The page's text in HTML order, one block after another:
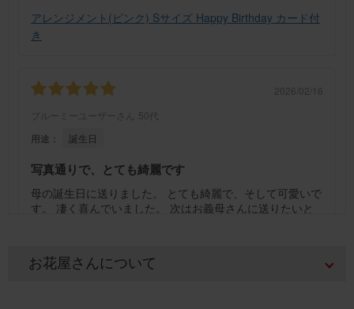
アレンジメント(ピンク) Sサイズ Happy Birthday カード付
き
2026/02/16
ブルーミーユーザーさん
50代
用途：
誕生日
写真通りで、とても綺麗です
母の誕生日に送りました。 とても綺麗で、そして可愛いで
す。 凄く喜んでいました。 次はお義母さんに送りたいと
アレンジメント(黄色) Sサイズ Happy Birthday カード付き
お花屋さんについて